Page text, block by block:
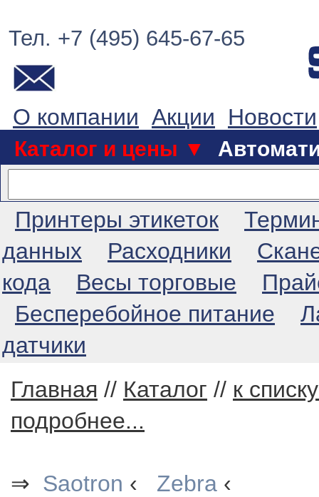
Тел. +7 (495) 645-67-65
О компании Акции Новости
Каталог и цены ▼
Принтеры этикеток
данных
Расходники
кода
Весы торговые
Бесперебойное питание
датчики
Главная // Каталог // к
подробнее...
⇒ Saotron ‹ Zebra ‹